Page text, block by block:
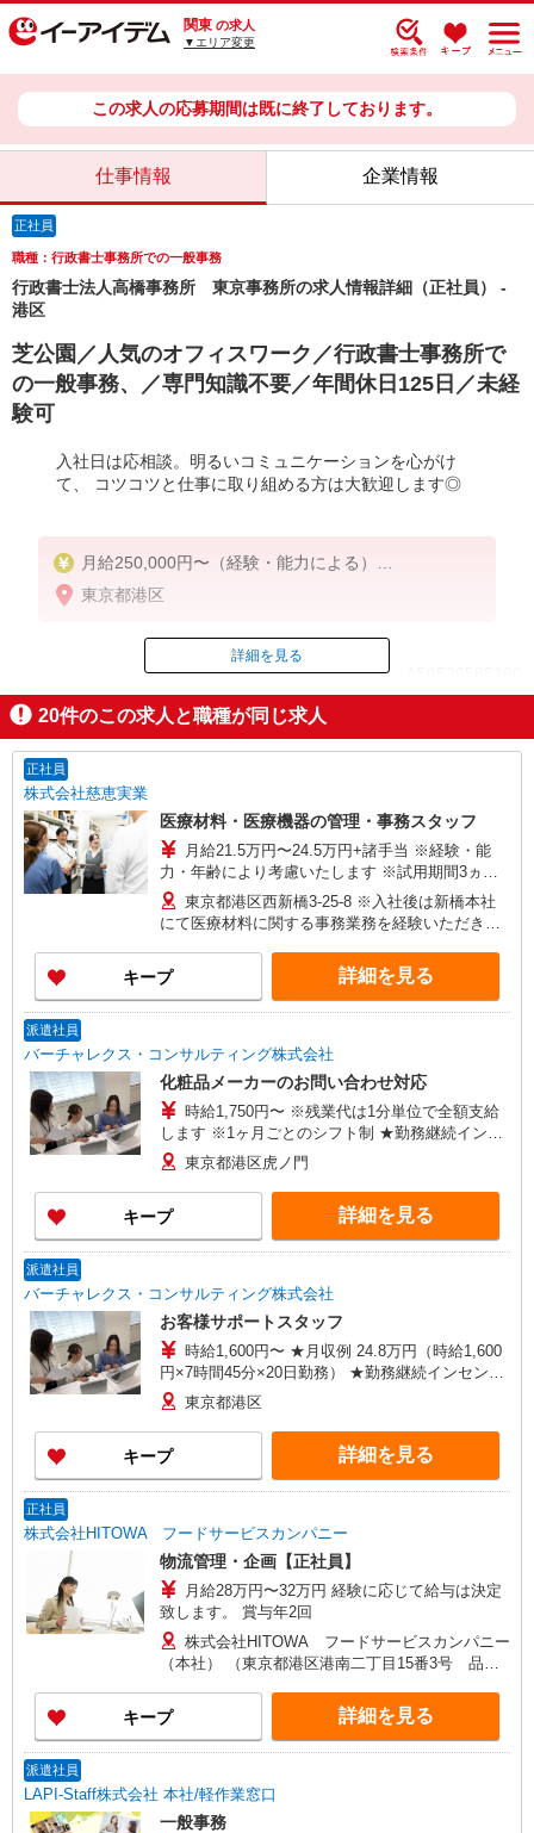
関東 の求人
▼エリア変更
この求人の応募期間は既に終了しております。
仕事情報 企業情報
正社員
職種：行政書士事務所での一般事務
行政書士法人高橋事務所 東京事務所の求人情報詳細（正社員） -
港区
芝公園／人気のオフィスワーク／行政書士事務所で
の一般事務、／専門知識不要／年間休日125日／未経
験可
入社日は応相談。明るいコミュニケーションを心がけ
て、 コツコツと仕事に取り組める方は大歓迎します◎
月給250,000円〜（経験・能力による）
※別途下記手当規定支給
・住宅手当3,000円〜(社内規定による）
※試用期間3ヶ月あり
月給220,000円
東京都港区
ID：AE0526585160
掲載期間終了
詳細を見る
20件のこの求人と職種が同じ求人
正社員
株式会社慈恵実業
医療材料・医療機器の管理・事務スタッフ
月給21.5万円〜24.5万円+諸手当 ※経験・能
力・年齢により考慮いたします ※試用期間3ヵ月
あり（期間中は月給20.5万円以上） ※賞与年2回
（昨年度実績 平均5ヶ月分） ■年収例■ 想定年収
375万円〜530万円※経験等考慮 ・20代：年収375
万円 ・30代：年収430万円 ・40代：年収460万円
・50代：年収530万円
東京都港区西新橋3-25-8 ※入社後は新橋本社
にて医療材料に関する事務業務を経験いただきま
へ配属となります。 ※配属時期は入社後約6カ
月〜2年程度を予定 ・東京慈恵会医科大学附属病
院（東京都港区西新橋3丁目19-18） ・東京慈恵会
目41-2） ・東京慈恵会医科大学西部医療センター
（東京都狛江市和泉本町4丁目11-1） ・東京慈恵
会医科大学附属柏病院（千葉県柏市柏下163番地
1）
キープ 詳細を見る
派遣社員
バーチャレクス・コンサルティング株式会社
化粧品メーカーのお問い合わせ対応
時給1,750円〜 ※残業代は1分単位で全額支給
します ※1ヶ月ごとのシフト制 ★勤務継続インセ
ンティブ7万円支給♪（当社規定あり） ※入社月含
む6か月継続勤務するとインセンティブが支給され
ます！ ＜収入例＞ 1750円×7h×週5(20日)＝
245,000円
東京都港区虎ノ門
キープ 詳細を見る
派遣社員
バーチャレクス・コンサルティング株式会社
お客様サポートスタッフ
時給1,600円〜 ★月収例 24.8万円（時給1,600
円×7時間45分×20日勤務） ★勤務継続インセンテ
ィブ7万円支給♪（当社規定あり） 入社月含む6か
月継続勤務するとインセンティブが支給されま
す！ ■昇給あり ■交通費支給（上限3万円/月）
東京都港区
キープ 詳細を見る
正社員
株式会社HITOWA フードサービスカンパニー
物流管理・企画【正社員】
月給28万円〜32万円 経験に応じて給与は決定
致します。 賞与年2回
株式会社HITOWA フードサービスカンパニー
（本社） （東京都港区港南二丁目15番3号 品川
キープ 詳細を見る
派遣社員
LAPI-Staff株式会社 本社/軽作業窓口
一般事務